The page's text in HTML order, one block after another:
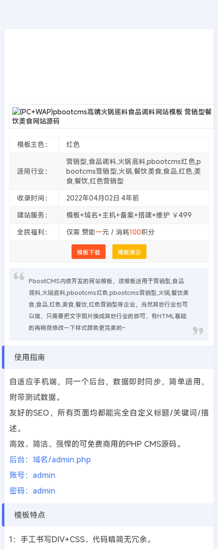
模板主色： 红色
适用行业：
营销型,食品调料,火锅底料,pbootcms红色,p
bootcms营销型,火锅,餐饮美食,食品,红色,美
食,餐饮,红色营销型
收录时间：
2022年04月02日 4年前
建站服务：
模板+域名+主机+备案+搭建+维护 ￥499
全民福利：
仅需 赞助一元 / 消耗100积分
模板下载 模板演示
PbootCMS内核开发的网站模板，该模板适用于营销型,食品
调料,火锅底料,pbootcms红色,pbootcms营销型,火锅,餐饮美
食,食品,红色,美食,餐饮,红色营销型等企业，当然其他行业也可
以做，只需要把文字图片换成其他行业的即可，有HTML基础
的再稍微修改一下样式颜色更完美哟~
使用指南
自适应手机端，同一个后台，数据即时同步，简单适用，
附带测试数据。
友好的SEO，所有页面均都能完全自定义标题/关键词/描
述。
高效、简洁、强悍的可免费商用的PHP CMS源码。
后台：域名/admin.php
账号：admin
密码：admin
模板特点
1：手工书写DIV+CSS、代码精简无冗余。